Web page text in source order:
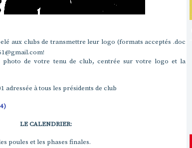
aux clubs de transmettre leur logo (formats acceptés .doc
photo de votre tenu de club, centrée sur votre logo et la
adressée à tous les présidents de club
LE CALENDRIER:
poules et les phases finales.